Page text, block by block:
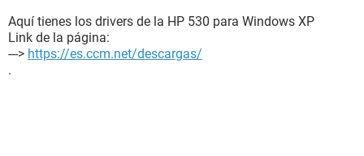
Aquí tienes los drivers de la HP 530 para Windows XP
Link de la página:
---> https://es.ccm.net/descargas/
.